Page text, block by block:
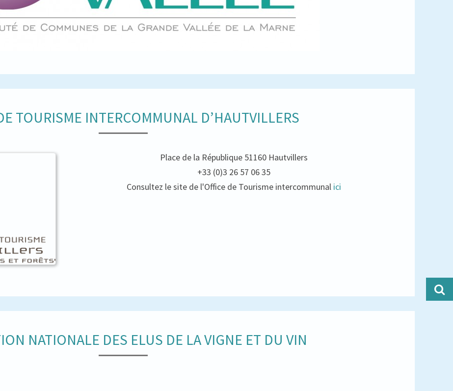
TOURISME INTERCOMMUNAL D’HAUTVILLERS
Place de la République 51160 Hautvillers
+33 (0)3 26 57 06 35
Consultez le site de l'Office de Tourisme intercommunal ici
NATIONALE DES ELUS DE LA VIGNE ET DU VIN